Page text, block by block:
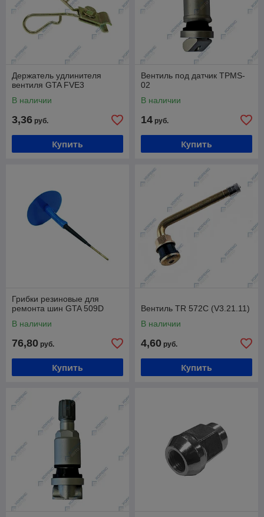
Держатель удлинителя
вентиля GTA FVE3
В наличии
3,36 руб.
Купить
Вентиль под датчик TPMS-
02
В наличии
14 руб.
Купить
Грибки резиновые для
ремонта шин GTA 509D
В наличии
76,80 руб.
Купить
Вентиль TR 572С (V3.21.11)
В наличии
4,60 руб.
Купить